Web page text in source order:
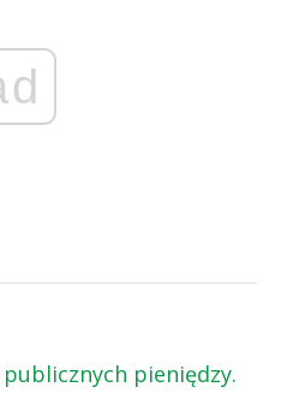
pieniędzy.